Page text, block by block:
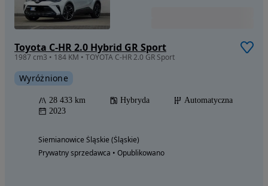
Toyota C-HR 2.0 Hybrid GR Sport
1987 cm3 • 184 KM • TOYOTA C-HR 2.0 GR Sport
Wyróżnione
28 433 km Hybryda
Automatyczna
2023
Siemianowice Śląskie (Śląskie)
Prywatny sprzedawca • Opublikowano